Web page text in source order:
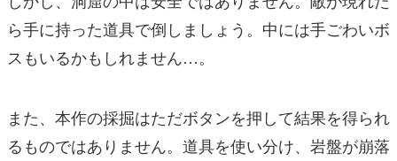
ら手に持った道具で倒しましょう。中には手ごわいボ
スもいるかもしれません…。
また、本作の採掘はただボタンを押して結果を得られ
るものではありません。道具を使い分け、岩盤が崩落